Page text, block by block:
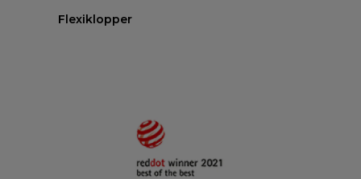
Flexiklopper